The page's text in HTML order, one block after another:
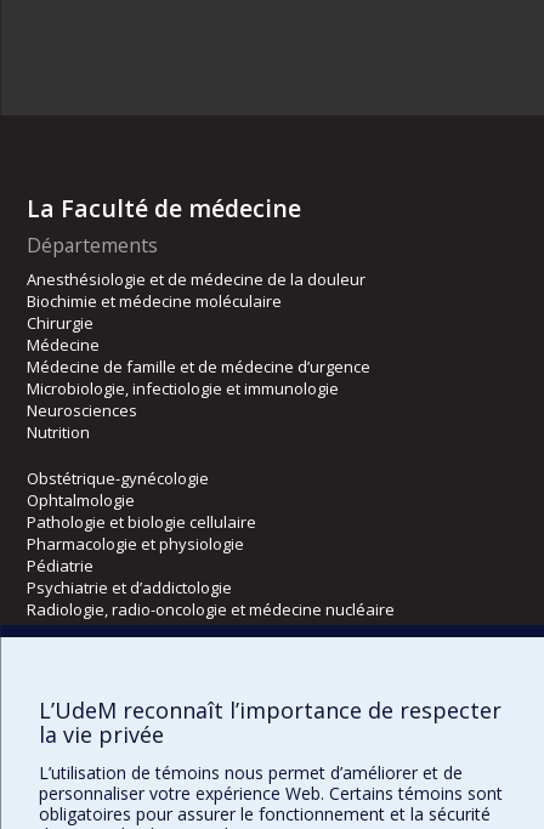
La Faculté de médecine
Départements
Anesthésiologie et de médecine de la douleur
Biochimie et médecine moléculaire
Chirurgie
Médecine
Médecine de famille et de médecine d’urgence
Microbiologie, infectiologie et immunologie
Neurosciences
Nutrition
Obstétrique-gynécologie
Ophtalmologie
Pathologie et biologie cellulaire
Pharmacologie et physiologie
Pédiatrie
Psychiatrie et d’addictologie
Radiologie, radio-oncologie et médecine nucléaire
Kinésiologie et des sciences de l’activité physique
Orthophonie et audiologie
Réadaptation
L’UdeM reconnaît l’importance de respecter
la vie privée
L’utilisation de témoins nous permet d’améliorer et de
personnaliser votre expérience Web. Certains témoins sont
obligatoires pour assurer le fonctionnement et la sécurité